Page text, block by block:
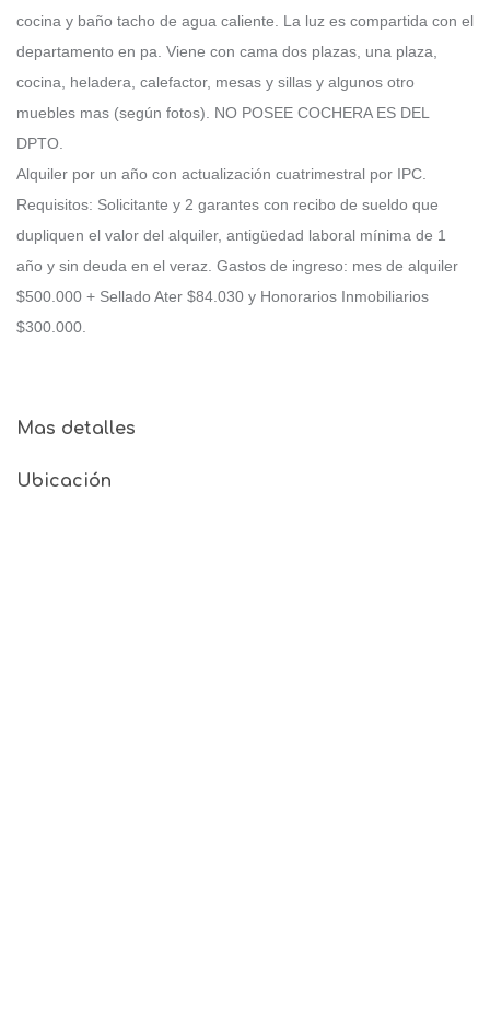
cocina y baño tacho de agua caliente. La luz es compartida con el
departamento en pa. Viene con cama dos plazas, una plaza,
cocina, heladera, calefactor, mesas y sillas y algunos otro
muebles mas (según fotos). NO POSEE COCHERA ES DEL
DPTO.
Alquiler por un año con actualización cuatrimestral por IPC.
Requisitos: Solicitante y 2 garantes con recibo de sueldo que
dupliquen el valor del alquiler, antigüedad laboral mínima de 1
año y sin deuda en el veraz. Gastos de ingreso: mes de alquiler
$500.000 + Sellado Ater $84.030 y Honorarios Inmobiliarios
$300.000.
Mas detalles
Ubicación